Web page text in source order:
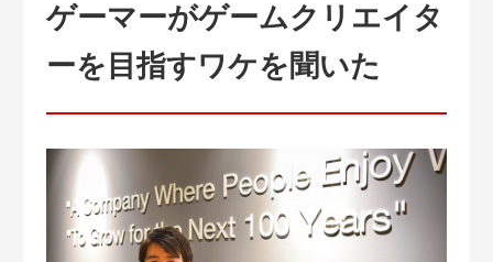
ゲーマーがゲームクリエイタ
ーを目指すワケを聞いた